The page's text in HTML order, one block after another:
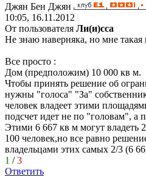
Джян Бен Джян
10:05, 16.11.2012
От пользователя Ли(и)сса
Не знаю наверняка, но мне такая
Все просто :
Дом (предположим) 10 000 кв м.
Чтобы принять решение об
нужны "голоса" "За"
человек владеет этими
подсчет идет не по "головам", а
Этими 6 667 кв м могут владеть
100 человек,но все равно
владельцами этих самых 2/3 (6
1 /3
Ответить